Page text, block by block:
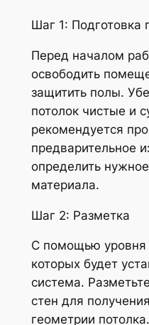
Шаг 1: Подготовка
Перед началом
освободить
защитить полы.
потолок чистые и
рекомендуется
предварительное
определить
материала.
Шаг 2: Разметка
С помощью уровня
которых будет
система.
стен для
геометрии